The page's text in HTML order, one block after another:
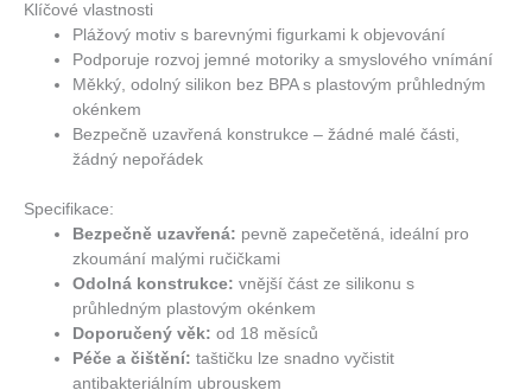
Klíčové vlastnosti
Plážový motiv s barevnými figurkami k objevování
Podporuje rozvoj jemné motoriky a smyslového vnímání
Měkký, odolný silikon bez BPA s plastovým průhledným
okénkem
Bezpečně uzavřená konstrukce – žádné malé části,
žádný nepořádek
Specifikace:
Bezpečně uzavřená: pevně zapečetěná, ideální pro
zkoumání malými ručičkami
Odolná konstrukce: vnější část ze silikonu s
průhledným plastovým okénkem
Doporučený věk: od 18 měsíců
Péče a čištění: taštičku lze snadno vyčistit
antibakteriálním ubrouskem